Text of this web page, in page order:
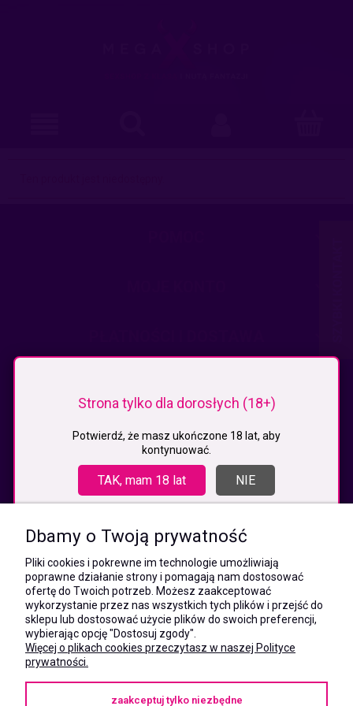
NIP:5532412527
REGON:241846517
ul. Świętej Jadwigi Śląskiej 13,
34-300 Sienna
(Mateusz)
kom.:
731 805 731
(Monika)
e-mail:
kontakt@megaxshop.pl
Podaj swój adres e-mail aby otrzymywać kupony rabatowe na zakupy
Strona tylko dla dorosłych (18+)
Potwierdź, że masz ukończone 18 lat, aby
kontynuować.
TAK, mam 18 lat NIE
Dbamy o Twoją prywatność
Pliki cookies i pokrewne im technologie umożliwiają
poprawne działanie strony i pomagają nam dostosować
ofertę do Twoich potrzeb. Możesz zaakceptować
wykorzystanie przez nas wszystkich tych plików i przejść do
sklepu lub dostosować użycie plików do swoich preferencji,
wybierając opcję "Dostosuj zgody".
Więcej o plikach cookies przeczytasz w naszej Polityce
prywatności.
zaakceptuj tylko niezbędne